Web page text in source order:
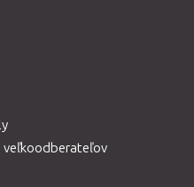
veľkoodberateľov